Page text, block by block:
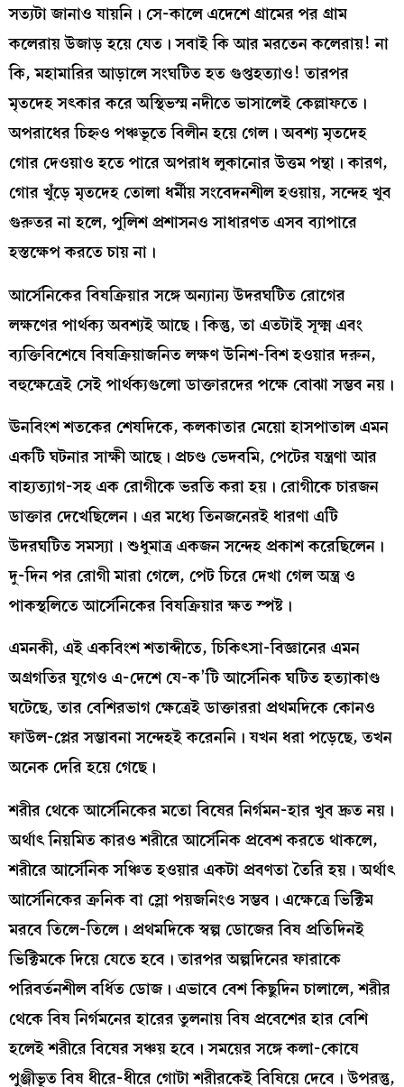
সত্যটা জানাও যায়নি। সে-কালে এদেশে গ্রামের পর গ্রাম
কলেরায় উজাড় হয়ে যেত। সবাই কি আর মরতেন কলেরায়! না
কি, মহামারির আড়ালে সংঘটিত হত গুপ্তহত্যাও! তারপর
মৃতদেহ সৎকার করে অস্থিভস্ম নদীতে ভাসালেই কেল্লাফতে।
অপরাধের চিহ্নও পঞ্চভূতে বিলীন হয়ে গেল। অবশ্য মৃতদেহ
গোর দেওয়াও হতে পারে অপরাধ লুকানোর উত্তম পন্থা। কারণ,
গোর খুঁড়ে মৃতদেহ তোলা ধর্মীয় সংবেদনশীল হওয়ায়, সন্দেহ খুব
গুরুতর না হলে, পুলিশ প্রশাসনও সাধারণত এসব ব্যাপারে
হস্তক্ষেপ করতে চায় না।
আর্সেনিকের বিষক্রিয়ার সঙ্গে অন্যান্য উদরঘটিত রোগের
লক্ষণের পার্থক্য অবশ্যই আছে। কিন্তু, তা এতটাই সূক্ষ্ম এবং
ব্যক্তিবিশেষে বিষক্রিয়াজনিত লক্ষণ উনিশ-বিশ হওয়ার দরুন,
বহুক্ষেত্রেই সেই পার্থক্যগুলো ডাক্তারদের পক্ষে বোঝা সম্ভব নয়।
ঊনবিংশ শতকের শেষদিকে, কলকাতার মেয়ো হাসপাতাল এমন
একটি ঘটনার সাক্ষী আছে। প্রচণ্ড ভেদবমি, পেটের যন্ত্রণা আর
বাহ‍্যত্যাগ-সহ এক রোগীকে ভরতি করা হয়। রোগীকে চারজন
ডাক্তার দেখেছিলেন। এর মধ্যে তিনজনেরই ধারণা এটি
উদরঘটিত সমস্যা। শুধুমাত্র একজন সন্দেহ প্রকাশ করেছিলেন।
দু-দিন পর রোগী মারা গেলে, পেট চিরে দেখা গেল অন্ত্র ও
পাকস্থলিতে আর্সেনিকের বিষক্রিয়ার ক্ষত স্পষ্ট।
এমনকী, এই একবিংশ শতাব্দীতে, চিকিৎসা-বিজ্ঞানের এমন
অগ্রগতির যুগেও এ-দেশে যে-ক’টি আর্সেনিক ঘটিত হত্যাকাণ্ড
ঘটেছে, তার বেশিরভাগ ক্ষেত্রেই ডাক্তাররা প্রথমদিকে কোনও
ফাউল-প্লের সম্ভাবনা সন্দেহই করেননি। যখন ধরা পড়েছে, তখন
অনেক দেরি হয়ে গেছে।
শরীর থেকে আর্সেনিকের মতো বিষের নির্গমন-হার খুব দ্রুত নয়।
অর্থাৎ নিয়মিত কারও শরীরে আর্সেনিক প্রবেশ করতে থাকলে,
শরীরে আর্সেনিক সঞ্চিত হওয়ার একটা প্রবণতা তৈরি হয়। অর্থাৎ
আর্সেনিকের ক্রনিক বা স্লো পয়জনিংও সম্ভব। এক্ষেত্রে ভিক্টিম
মরবে তিলে-তিলে। প্রথমদিকে স্বল্প ডোজের বিষ প্রতিদিনই
ভিক্টিমকে দিয়ে যেতে হবে। তারপর অল্পদিনের ফারাকে
পরিবর্তনশীল বর্ধিত ডোজ। এভাবে বেশ কিছুদিন চালালে, শরীর
থেকে বিষ নির্গমনের হারের তুলনায় বিষ প্রবেশের হার বেশি
হলেই শরীরে বিষের সঞ্চয় হবে। সময়ের সঙ্গে কলা-কোষে
পুঞ্জীভূত বিষ ধীরে-ধীরে গোটা শরীরকেই বিষিয়ে দেবে। উপরন্তু,